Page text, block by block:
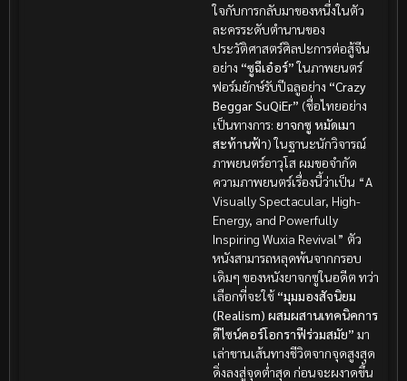
ใจกับการกลับมาของหนึ่งในตัว
ละครระดับตำนานของ
ประวัติศาสตร์ศิลปะการต่อสู้จีน
อย่าง “ซูฉีเอ๋อร์”ในภาพยนตร์
ฟอร์มยักษ์รับปีฉลูอย่าง “Crazy
Beggar SuQiEr” (ชื่อไทยอย่าง
เป็นทางการ: ยาจกซู หมัดเมา
สะท้านฟ้า) ในฐานะนักวิจารณ์
ภาพยนตร์อาวุโส ผมขอจำกัด
ความภาพยนตร์เรื่องนี้ว่าเป็น “A
Visually Spectacular, High-
Energy, and Powerfully
Inspiring Wuxia Revival” ตัว
หนังสามารถหลุดพ้นจากกรอบ
เดิมๆ ของหนังยาจกซูในอดีต ทว่า
เลือกที่จะใช้“มุมมองสัจนิยม
(Realism) ผสมผสานเทคนิคการ
ดีไซน์คอร์โอกราฟีร่วมสมัย” มา
เล่าขานเส้นทางชีวิตจากจุดสูงสุด
ดิ่งลงสู่จุดต่ำสุด ก่อนจะผงาดขึ้น